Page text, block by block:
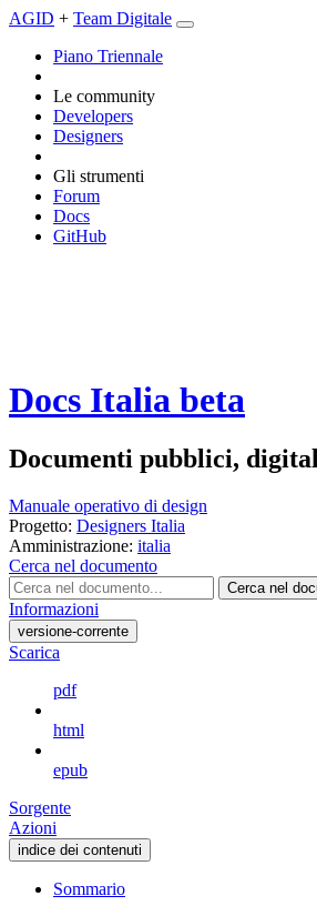
AGID + Team Digitale
Piano Triennale
Le community
Developers
Designers
Gli strumenti
Forum
Docs
GitHub
Docs Italia beta
Documenti pubblici,
Manuale operativo di design
Progetto: Designers Italia
Amministrazione: italia
Cerca nel documento
Cerca nel
Informazioni
versione-corrente
Scarica
pdf
html
epub
Sorgente
Azioni
indice dei contenuti
Sommario